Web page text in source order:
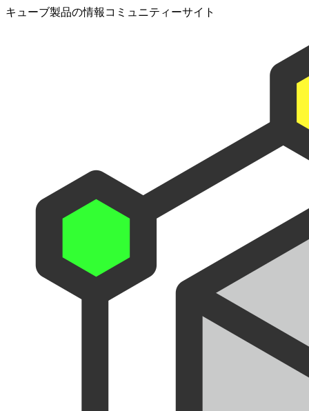
キューブ製品の情報コミュニティーサイト